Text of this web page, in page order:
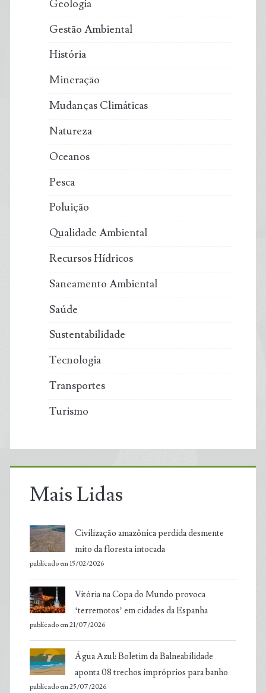
Geologia
Gestão Ambiental
História
Mineração
Mudanças Climáticas
Natureza
Oceanos
Pesca
Poluição
Qualidade Ambiental
Recursos Hídricos
Saneamento Ambiental
Saúde
Sustentabilidade
Tecnologia
Transportes
Turismo
Mais Lidas
Civilização amazônica perdida desmente
mito da floresta intocada
publicado em 15/02/2026
Vitória na Copa do Mundo provoca
‘terremotos’ em cidades da Espanha
publicado em 21/07/2026
Água Azul: Boletim da Balneabilidade
aponta 08 trechos impróprios para banho
publicado em 25/07/2026